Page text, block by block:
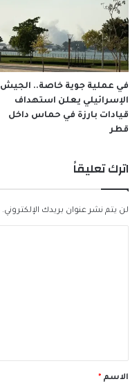
في عملية جوية خاصة.. الجيش
الإسرائيلي يعلن استهداف
قيادات بارزة في حماس داخل
قطر
اترك تعليقاً
لن يتم نشر عنوان بريدك الإلكتروني.
ق
*الاسم *